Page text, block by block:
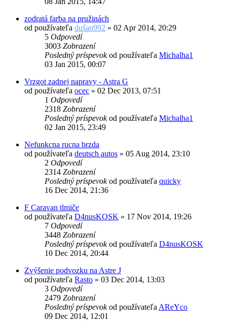
zodratá farba na pružinách
od používateľa dušan992 » 02 Apr 2014, 20:29
5 Odpovedí
3003 Zobrazení
Posledný príspevokod používateľa Michalha1
03 Jan 2015, 00:07
Vrzgot zadnej napravy - Astra G
od používateľa ocec » 02 Dec 2013, 07:51
1 Odpovedí
2318 Zobrazení
Posledný príspevokod používateľa Michalha1
02 Jan 2015, 23:49
Nefunkcna rucna brzda
od používateľa deutsch autos » 05 Aug 2014, 23:10
2 Odpovedí
2314 Zobrazení
Posledný príspevokod používateľa quicky
16 Dec 2014, 21:36
F Caravan tlmiče
od používateľa D4nusKOSK » 17 Nov 2014, 19:26
7 Odpovedí
3448 Zobrazení
Posledný príspevokod používateľa D4nusKOSK
10 Dec 2014, 20:44
Zvýšenie podvozku na Astre J
od používateľa Rasto » 03 Dec 2014, 13:03
3 Odpovedí
2479 Zobrazení
Posledný príspevokod používateľa AReYco
09 Dec 2014, 12:01